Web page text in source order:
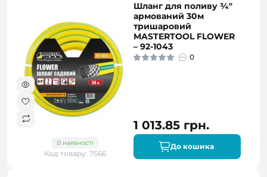
В наявності
Код товару: 7566
Шланг для поливу ¾"
армований 30м
тришаровий
MASTERTOOL FLOWER
– 92-1043
0
1 013.85 грн.
До кошика